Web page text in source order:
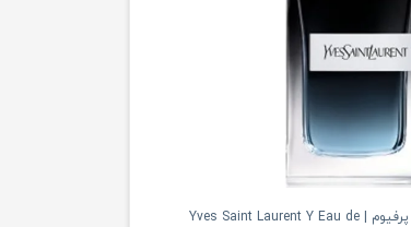
ادکلن ایو سن لورن وای ادو پرفیوم | Yves Saint Laurent Y Eau de